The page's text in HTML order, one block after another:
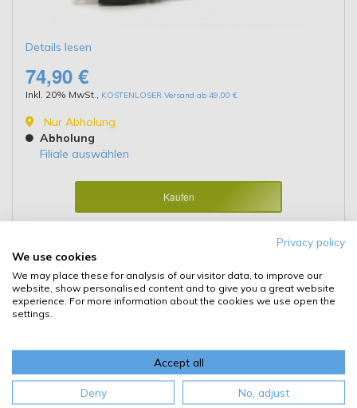
Details lesen
74,90 €
Inkl. 20% MwSt. KOSTENLOSER Versand ab 49,00 €
Nur Abholung
Abholung
Filiale auswählen
Kaufen
Privacy policy
We use cookies
We may place these for analysis of our visitor data, to improve our
website, show personalised content and to give you a great website
experience. For more information about the cookies we use open the
settings.
Accept all
Deny No, adjust